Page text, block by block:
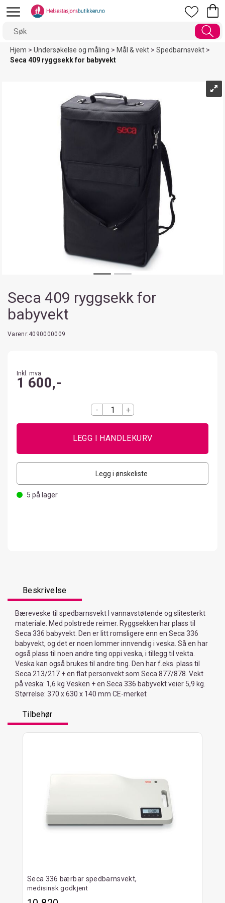
Hjem>Undersøkelse og måling>Mål & vekt>Spedbarnsvekt>
Seca 409 ryggsekk for babyvekt
Seca 409 ryggsekk for
babyvekt
Varenr:4090000009
Inkl. mva
1 600,-
- +
Legg i ønskeliste
5 på lager
Beskrivelse
Bæreveske til spedbarnsvekt I vannavstøtende og slitesterkt
materiale. Med polstrede reimer. Ryggsekken har plass til
Seca 336 babyvekt. Den er litt romsligere enn en Seca 336
babyvekt, og det er noen lommer innvendig i veska. Så en har
også plass til noen andre ting oppi veska, i tillegg til vekta.
Veska kan også brukes til andre ting. Den har f.eks. plass til
Seca 213/217 + en flat personvekt som Seca 877/878. Vekt
på veska: 1,6 kg Vesken + en Seca 336 babyvekt veier 5,9 kg.
Størrelse: 370 x 630 x 140 mm CE-merket
Tilbehør
Seca 336 bærbar spedbarnsvekt,
medisinsk godkjent